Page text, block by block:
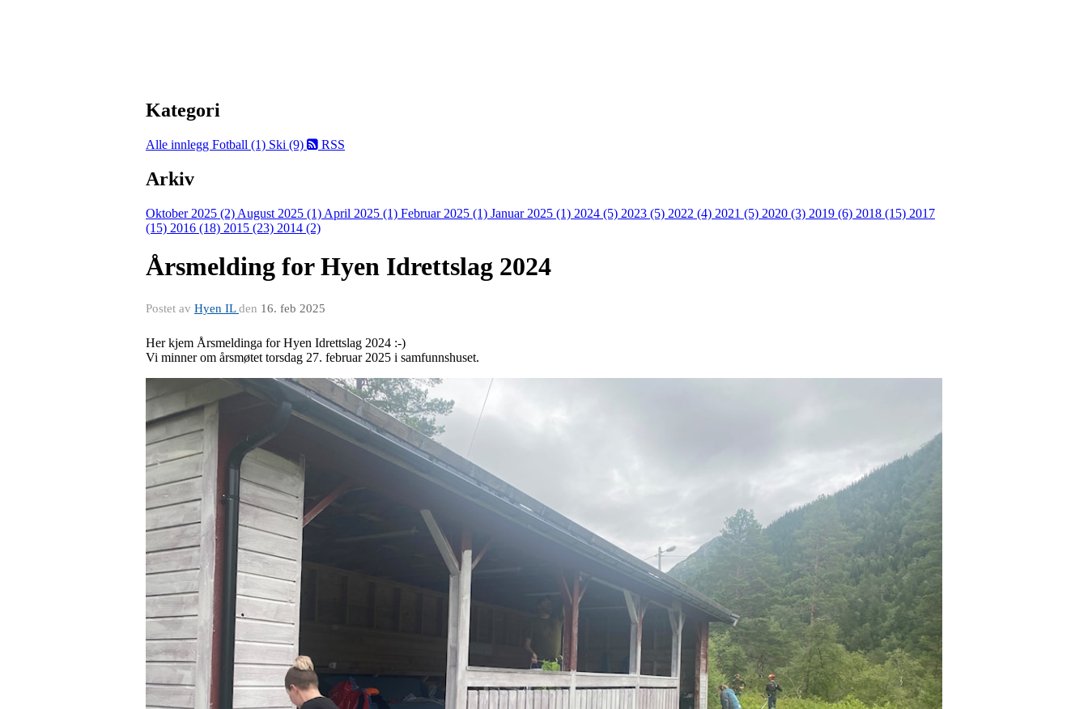
Kategori
Alle innlegg Fotball (1) Ski (9) RSS
Arkiv
Oktober 2025 (2) August 2025 (1) April 2025 (1) Februar 2025 (1) Januar 2025 (1) 2024 (5) 2023 (5) 2022 (4) 2021 (5) 2020 (3) 2019 (6) 2018 (15) 2017
(15) 2016 (18) 2015 (23) 2014 (2)
Årsmelding for Hyen Idrettslag 2024
Postet av Hyen ILden 16. feb 2025
Her kjem Årsmeldinga for Hyen Idrettslag 2024 :-)
Vi minner om årsmøtet torsdag 27. februar 2025 i samfunnshuset.